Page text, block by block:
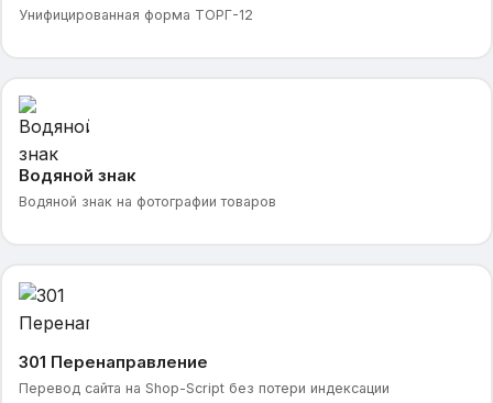
Унифицированная форма ТОРГ-12
Водяной знак
Водяной знак на фотографии товаров
301 Перенаправление
Перевод сайта на Shop-Script без потери индексации